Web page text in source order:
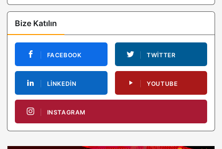
Bize Katılın
FACEBOOK TWITTER
LINKEDIN YOUTUBE
INSTAGRAM